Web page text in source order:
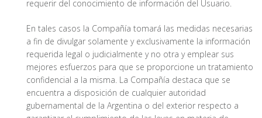
requerir del conocimiento de información del Usuario.
En tales casos la Compañía tomará las medidas necesarias
a fin de divulgar solamente y exclusivamente la información
requerida legal o judicialmente y no otra y emplear sus
mejores esfuerzos para que se proporcione un tratamiento
confidencial a la misma. La Compañía destaca que se
encuentra a disposición de cualquier autoridad
gubernamental de la Argentina o del exterior respecto a